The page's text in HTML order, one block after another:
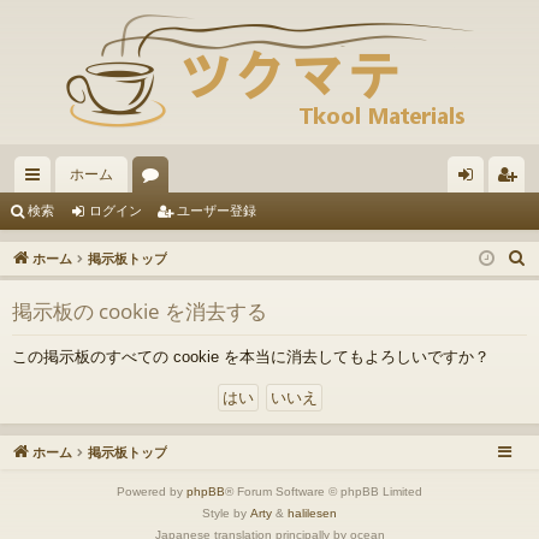
イ
ッ
ク
リ
ン
ホーム
ー
ラ
ム
イ
ン
ザ
ー
検索 ログイン ユーザー登録
ホーム 掲示板トップ
索
掲示板の cookie を消去する
この掲示板のすべての cookie を本当に消去してもよろしいですか？
ホーム 掲示板トップ
Powered by phpBB® Forum Software © phpBB Limited
Style by Arty & halilesen
Japanese translation principally by ocean